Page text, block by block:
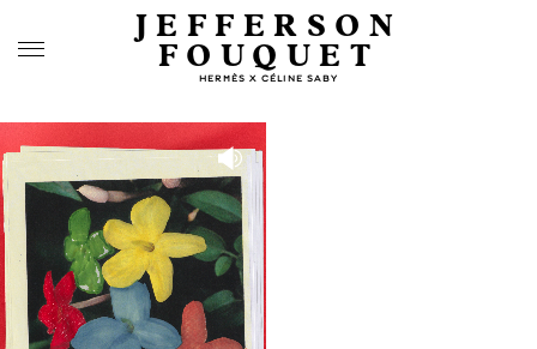
JEFFERSON
FOUQUET
HERMÈS X CÉLINE SABY